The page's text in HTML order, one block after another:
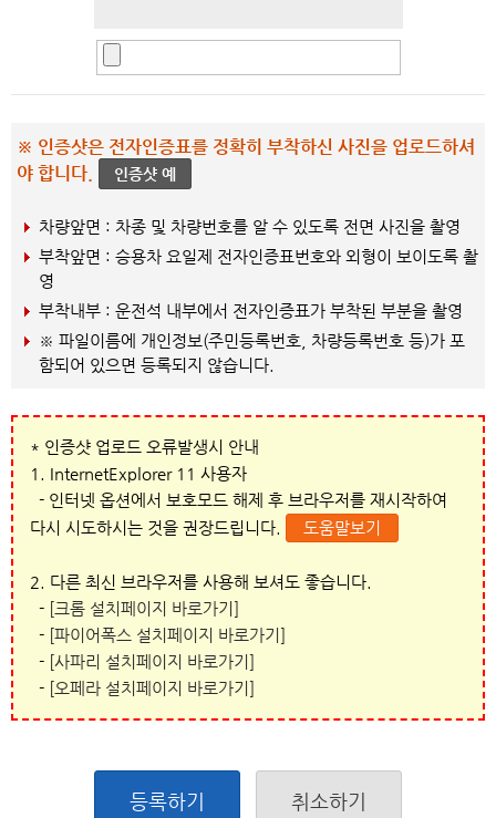
※ 인증샷은 전자인증표를 정확히 부착하신 사진을 업로드하셔
야 합니다.
인증샷 예
차량앞면 : 차종 및 차량번호를 알 수 있도록 전면 사진을 촬영
부착앞면 : 승용차 요일제 전자인증표번호와 외형이 보이도록 촬
영
부착내부 : 운전석 내부에서 전자인증표가 부착된 부분을 촬영
※ 파일이름에 개인정보(주민등록번호, 차량등록번호 등)가 포
함되어 있으면 등록되지 않습니다.
* 인증샷 업로드 오류발생시 안내
1. InternetExplorer 11 사용자
- 인터넷 옵션에서 보호모드 해제 후 브라우저를 재시작하여
다시 시도하시는 것을 권장드립니다.
도움말보기
2. 다른 최신 브라우저를 사용해 보셔도 좋습니다.
- [크롬 설치페이지 바로가기]
- [파이어폭스 설치페이지 바로가기]
- [사파리 설치페이지 바로가기]
- [오페라 설치페이지 바로가기]
등록하기 취소하기